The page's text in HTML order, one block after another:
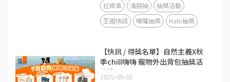
拉桿車
滿額抽
抽獎活動
王國快訊
嘿囉抽獎 Halo抽獎
【快訊 / 得獎名單】自然主義X秋
季chill嗨嗨 寵物外出背包抽獎活
動說明
2025-09-01